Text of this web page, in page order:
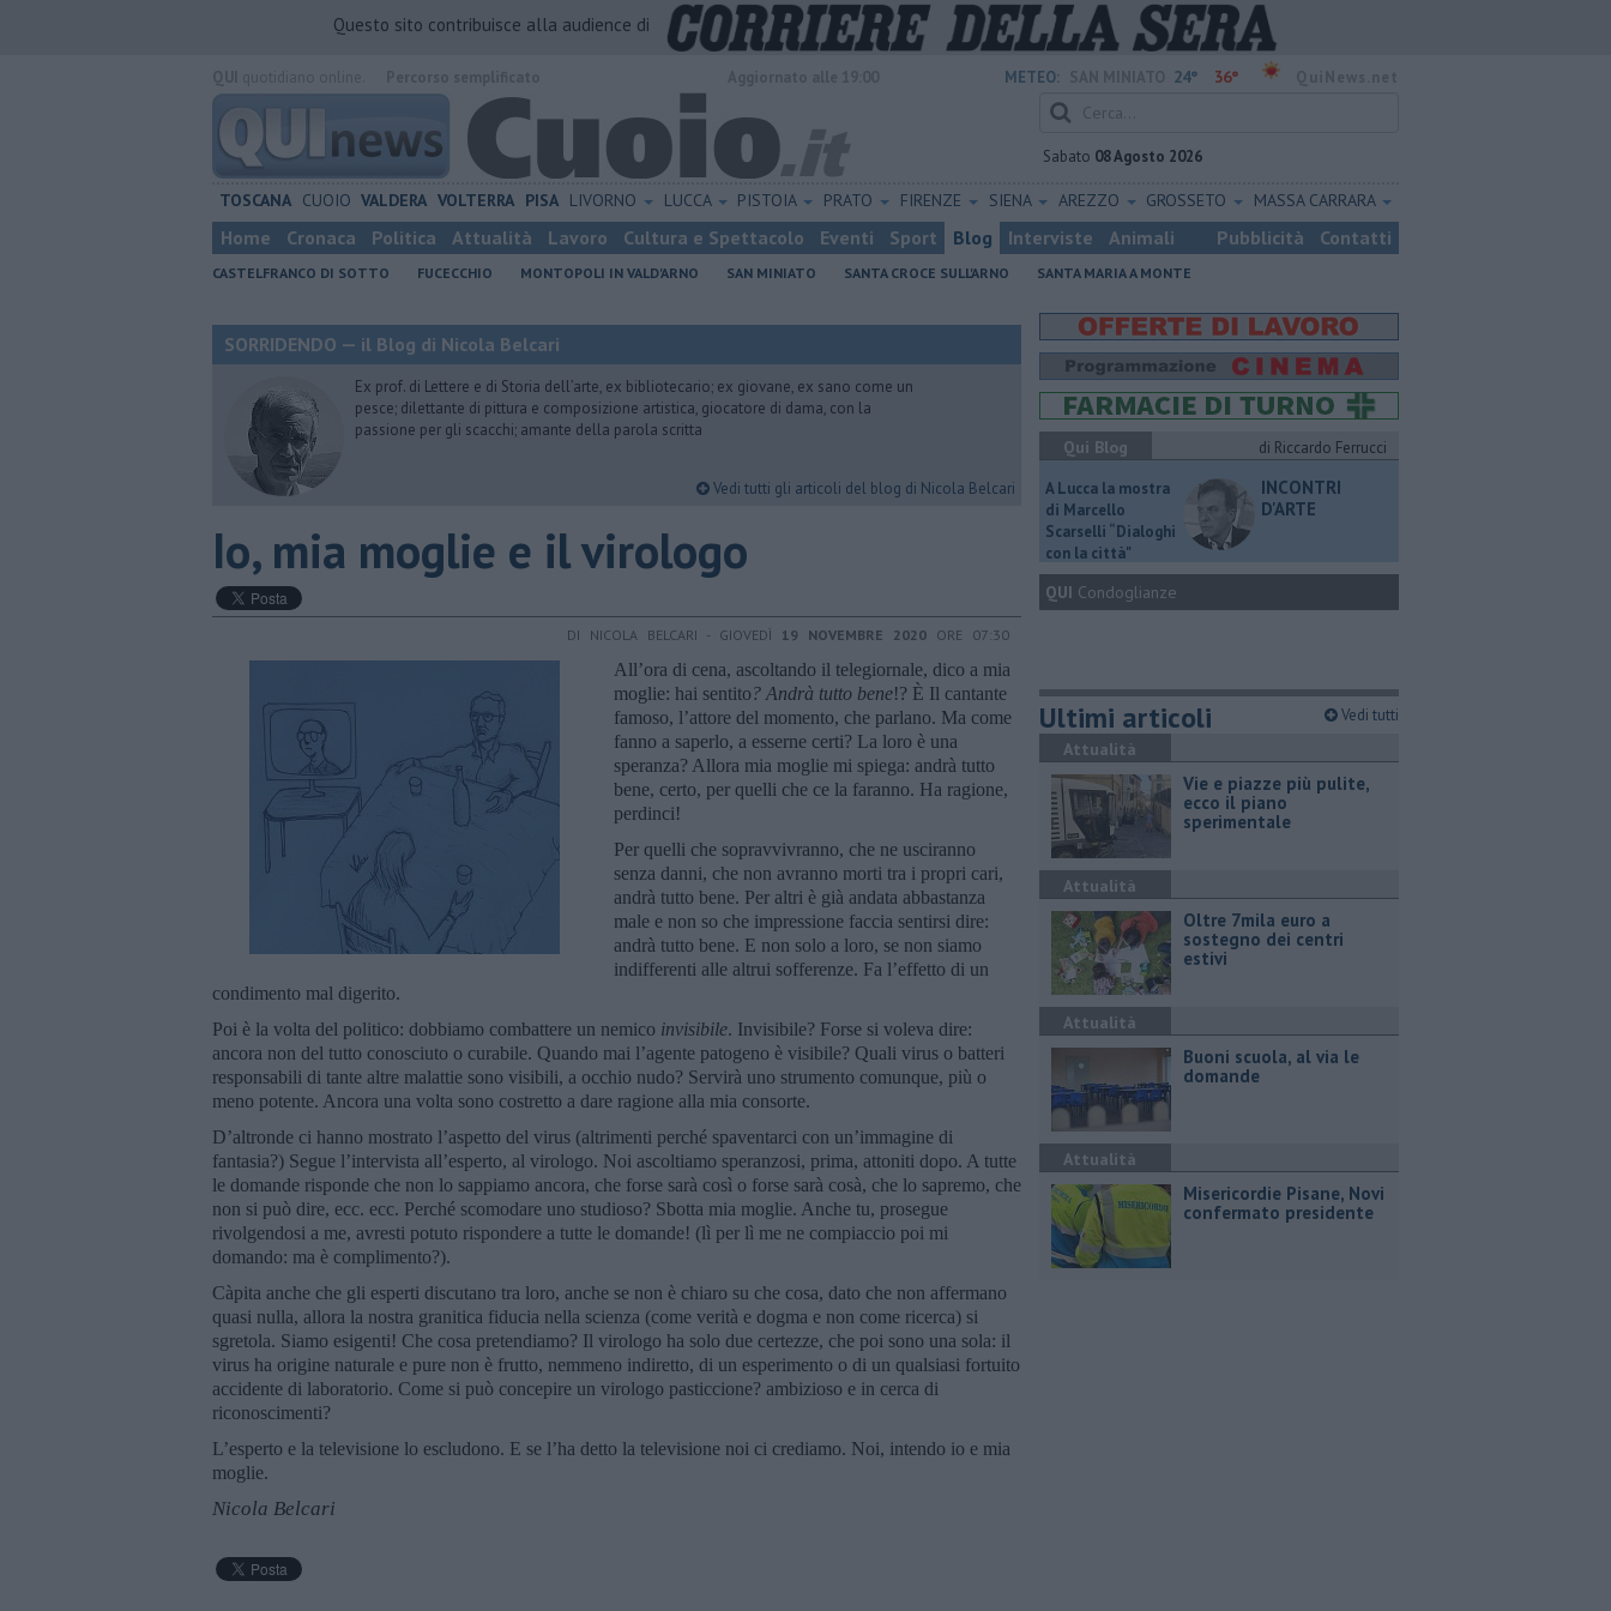
Questo sito contribuisce alla audience di
METEO: 24° 36°
Sabato 08 Agosto 2026
TOSCANA CUOIO VALDERA VOLTERRA PISA LIVORNO LUCCA PISTOIA PRATO FIRENZE SIENA AREZZO GROSSETO MASSA CARRARA
Home Cronaca Politica Attualità Lavoro Cultura e Spettacolo Eventi Sport Blog Interviste Animali Pubblicità Contatti
CASTELFRANCO DI SOTTO FUCECCHIO MONTOPOLI IN VALD'ARNO SAN MINIATO SANTA CROCE SULL'ARNO SANTA MARIA A MONTE
SORRIDENDO — il Blog di Nicola Belcari
Ex prof. di Lettere e di Storia dell’arte, ex bibliotecario; ex giovane, ex sano come un
pesce; dilettante di pittura e composizione artistica, giocatore di dama, con la
passione per gli scacchi; amante della parola scritta
Vedi tutti gli articoli del blog di Nicola Belcari
Io, mia moglie e il virologo
DI NICOLA BELCARI - GIOVEDÌ 19 NOVEMBRE 2020 ORE 07:30
All’ora di cena, ascoltando il telegiornale, dico a mia
moglie: hai sentito? Andrà tutto bene!? È Il cantante
famoso, l’attore del momento, che parlano. Ma come
fanno a saperlo, a esserne certi? La loro è una
speranza? Allora mia moglie mi spiega: andrà tutto
bene, certo, per quelli che ce la faranno. Ha ragione,
perdinci!
Per quelli che sopravvivranno, che ne usciranno
senza danni, che non avranno morti tra i propri cari,
andrà tutto bene. Per altri è già andata abbastanza
male e non so che impressione faccia sentirsi dire:
andrà tutto bene. E non solo a loro, se non siamo
indifferenti alle altrui sofferenze. Fa l’effetto di un
condimento mal digerito.
Poi è la volta del politico: dobbiamo combattere un nemico invisibile. Invisibile? Forse si voleva dire:
ancora non del tutto conosciuto o curabile. Quando mai l’agente patogeno è visibile? Quali virus o batteri
responsabili di tante altre malattie sono visibili, a occhio nudo? Servirà uno strumento comunque, più o
meno potente. Ancora una volta sono costretto a dare ragione alla mia consorte.
D’altronde ci hanno mostrato l’aspetto del virus (altrimenti perché spaventarci con un’immagine di
fantasia?) Segue l’intervista all’esperto, al virologo. Noi ascoltiamo speranzosi, prima, attoniti dopo. A tutte
le domande risponde che non lo sappiamo ancora, che forse sarà così o forse sarà cosà, che lo sapremo, che
non si può dire, ecc. ecc. Perché scomodare uno studioso? Sbotta mia moglie. Anche tu, prosegue
rivolgendosi a me, avresti potuto rispondere a tutte le domande! (lì per lì me ne compiaccio poi mi
domando: ma è complimento?).
Càpita anche che gli esperti discutano tra loro, anche se non è chiaro su che cosa, dato che non affermano
quasi nulla, allora la nostra granitica fiducia nella scienza (come verità e dogma e non come ricerca) si
sgretola. Siamo esigenti! Che cosa pretendiamo? Il virologo ha solo due certezze, che poi sono una sola: il
virus ha origine naturale e pure non è frutto, nemmeno indiretto, di un esperimento o di un qualsiasi fortuito
accidente di laboratorio. Come si può concepire un virologo pasticcione? ambizioso e in cerca di
riconoscimenti?
L’esperto e la televisione lo escludono. E se l’ha detto la televisione noi ci crediamo. Noi, intendo io e mia
moglie.
Nicola Belcari
Qui Blog
di Riccardo Ferrucci
A Lucca la mostra
di Marcello
Scarselli “Dialoghi
con la città"
INCONTRI
D'ARTE
QUI Condoglianze
Ultimi articoli Vedi tutti
Attualità
Vie e piazze più pulite,
ecco il piano
sperimentale
Attualità
Oltre 7mila euro a
sostegno dei centri
estivi
Attualità
Buoni scuola, al via le
domande
Attualità
Misericordie Pisane, Novi
confermato presidente